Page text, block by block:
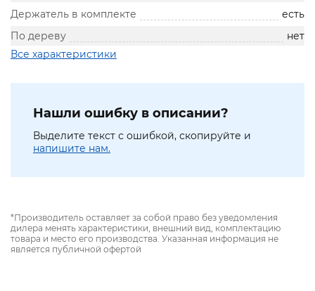
Держатель в комплекте
есть
По дереву
нет
Все характеристики
Нашли ошибку в описании?
Выделите текст с ошибкой, скопируйте и
напишите нам.
*Производитель оставляет за собой право без уведомления
дилера менять характеристики, внешний вид, комплектацию
товара и место его производства. Указанная информация не
является публичной офертой